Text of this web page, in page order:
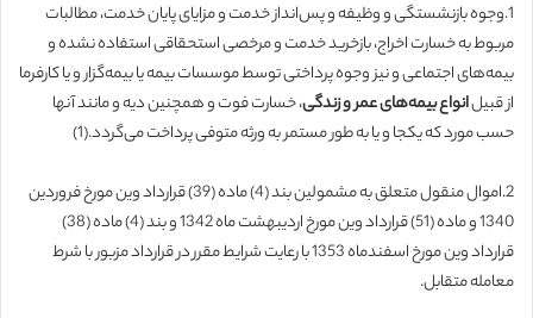
1.وجوه بازنشستگی و وظیفه و پس‌انداز خدمت و مزایای پایان خدمت، مطالبات
مربوط به خسارت اخراج، بازخرید خدمت و مرخصی ‌استحقاقی استفاده نشده و
بیمه‌های اجتماعی و نیز وجوه پرداختی توسط موسسات بیمه یا بیمه‌گزار و یا کارفرما
از قبیل‌انواع بیمه‌های عمر و زندگی، خسارت فوت و همچنین دیه و مانند آنها
حسب مورد که یکجا و یا به طور مستمر به ورثه متوفی پرداخت می‌گردد.(1)
2.اموال منقول متعلق به مشمولین بند (4) ماده (39) قرارداد وین مورخ فروردین
1340 و ماده (51) قرارداد وین مورخ اردیبهشت ماه 1342 و بند (4) ماده (38)
قرارداد وین مورخ ‌اسفندماه 1353 با رعایت شرایط مقرر در قرارداد مزبور با شرط
معامله ‌متقابل.